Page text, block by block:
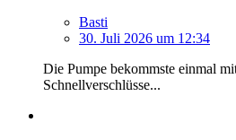
Basti
30. Juli 2026 um 12:34
Die Pumpe bekommste einmal
Schnellverschlüsse...